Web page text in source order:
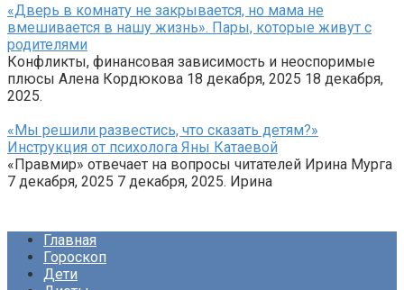
«Дверь в комнату не закрывается, но мама не
вмешивается в нашу жизнь». Пары, которые живут с
родителями
Конфликты, финансовая зависимость и неоспоримые
плюсы Алена Кордюкова 18 декабря, 2025 18 декабря,
2025.
«Мы решили развестись, что сказать детям?»
Инструкция от психолога Яны Катаевой
«Правмир» отвечает на вопросы читателей Ирина Мурга
7 декабря, 2025 7 декабря, 2025. Ирина
Главная
Гороскоп
Дети